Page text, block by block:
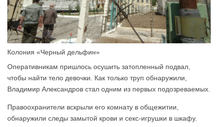
Колония «Черный дельфин»
Оперативникам пришлось осушить затопленный подвал,
чтобы найти тело девочки. Как только труп обнаружили,
Владимир Александров стал одним из первых подозреваемых.
Правоохранители вскрыли его комнату в общежитии,
обнаружили следы замытой крови и секс-игрушки в шкафу.